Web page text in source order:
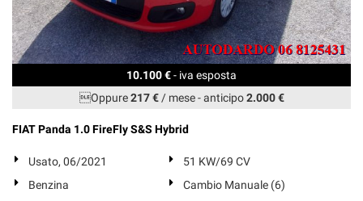
10.100 €- iva esposta
Oppure217 €/ mese-anticipo2.000 €
FIAT Panda 1.0 FireFly S&S Hybrid
Usato, 06/2021
51 KW/69 CV
Benzina
Cambio Manuale (6)